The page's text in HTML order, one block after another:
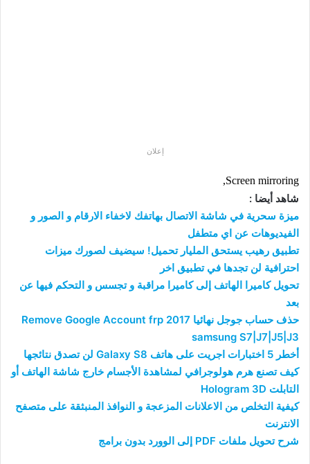
إعلان
Screen mirroring,
شاهد أيضا :
ميزة سحرية في شاشة الاتصال بهاتفك لاخفاء الارقام و الصور و
الفيديوهات عن اي متطفل
تطبيق رهيب يستحق المليار تحميل! سيضيف لصورك ميزات
احترافية لن تجدها في تطبيق اخر
تحويل كاميرا الهاتف إلى كاميرا مراقبة و تجسس و التحكم فيها عن
بعد
حذف حساب جوجل نهائيا 2017 Remove Google Account frp
samsung S7|J7|J5|J3
أخطر 5 اختبارات اجريت على هاتف Galaxy S8 لن تصدق نتائجها
كيف تصنع هرم هولوجرافي لمشاهدة الأجسام خارج شاشة الهاتف أو
التابلت Hologram 3D
كيفية التخلص من الاعلانات المزعجة و النوافذ المنبثقة على متصفح
الانترنت
شرح تحويل ملفات PDF إلى الوورد بدون برامج